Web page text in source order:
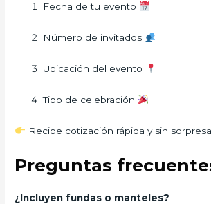
Fecha de tu evento
Número de invitados
Ubicación del evento
Tipo de celebración
Recibe cotización rápida y sin
Preguntas
¿Incluyen fundas o manteles?